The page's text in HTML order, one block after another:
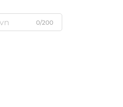
0/200